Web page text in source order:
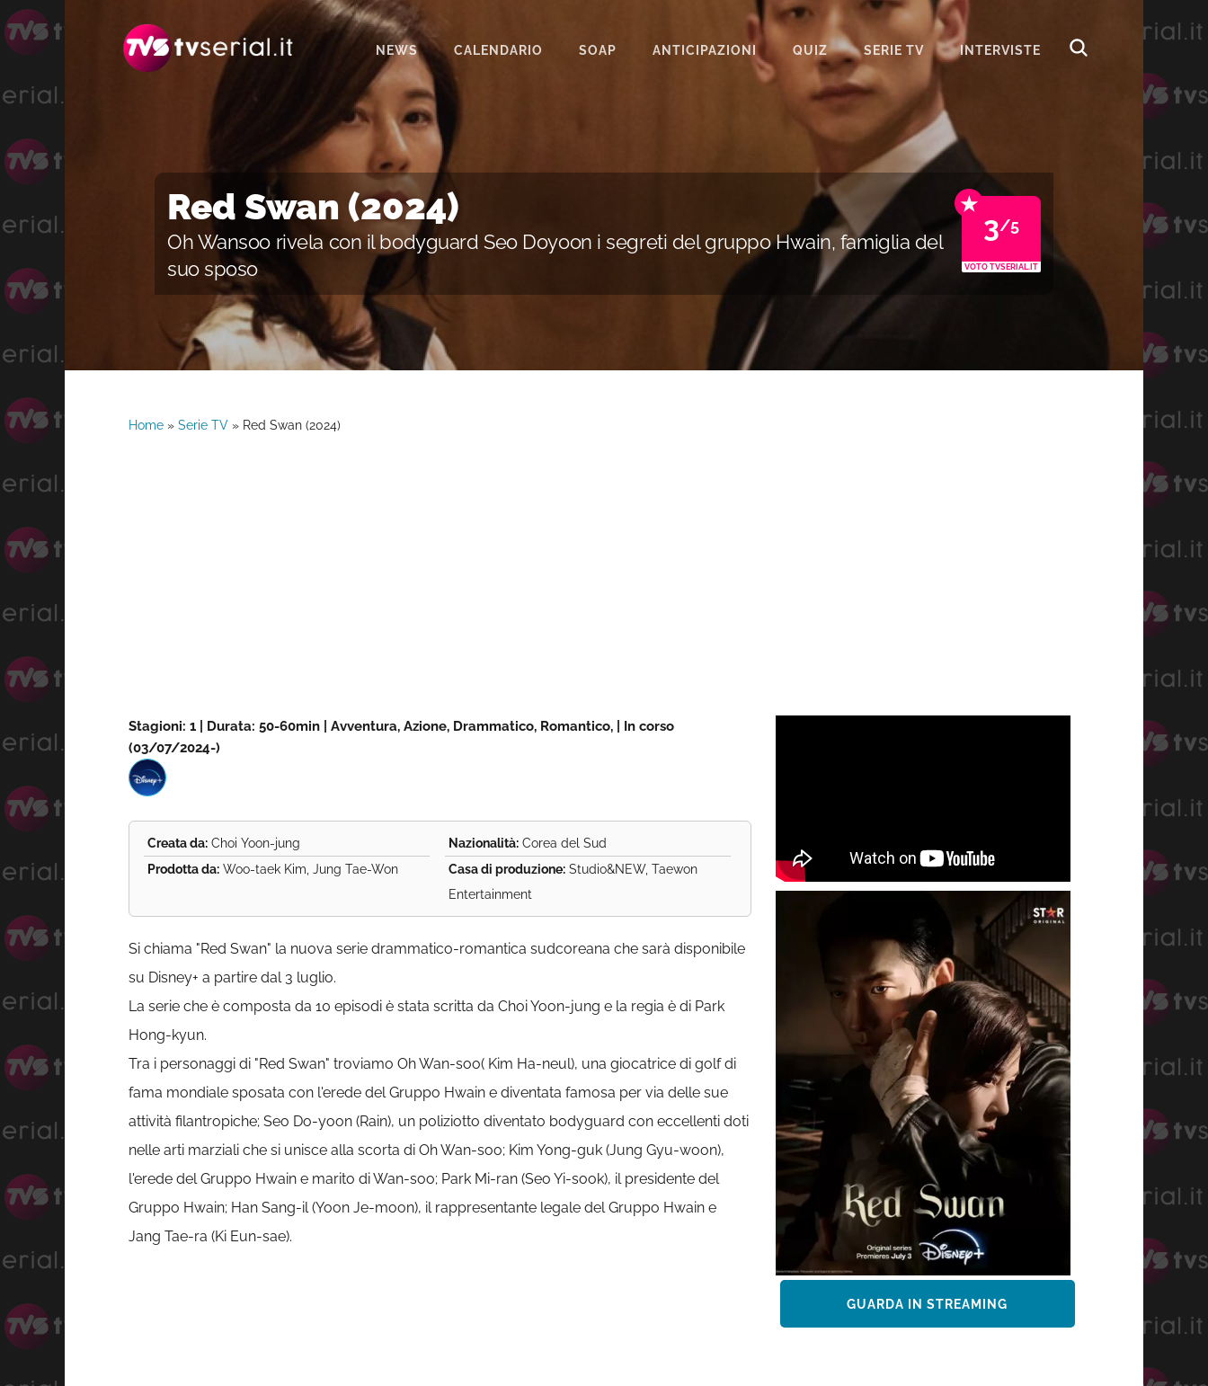
navigazione
contenuto
NEWS CALENDARIO SOAP
TEMPESTA D’AMORE
ANTICIPAZIONI QUIZ SERIE TV INTERVISTE
Red Swan (2024)
Oh Wansoo rivela con il bodyguard Seo Doyoon i segreti del gruppo Hwain, famiglia del
suo sposo
★
3/5
VOTO TVSERIAL.IT
Home» Serie TV» Red Swan (2024)
Stagioni: 1 | Durata: 50-60min | Avventura, Azione, Drammatico, Romantico, | In corso
(03/07/2024-)
Creata da:Choi Yoon-jung
Prodotta da:Woo-taek Kim, Jung Tae-Won
Nazionalità:Corea del Sud
Casa di produzione:Studio&NEW, Taewon
Entertainment
Si chiama "Red Swan" la nuova serie drammatico-romantica sudcoreana che sarà disponibile
su Disney+ a partire dal 3 luglio.
La serie che è composta da 10 episodi è stata scritta da Choi Yoon-jung e la regia è di Park
Hong-kyun.
Tra i personaggi di "Red Swan" troviamo Oh Wan-soo( Kim Ha-neul), una giocatrice di golf di
fama mondiale sposata con l'erede del Gruppo Hwain e diventata famosa per via delle sue
attività filantropiche; Seo Do-yoon (Rain), un poliziotto diventato bodyguard con eccellenti doti
nelle arti marziali che si unisce alla scorta di Oh Wan-soo; Kim Yong-guk (Jung Gyu-woon),
l'erede del Gruppo Hwain e marito di Wan-soo; Park Mi-ran (Seo Yi-sook), il presidente del
Gruppo Hwain; Han Sang-il (Yoon Je-moon), il rappresentante legale del Gruppo Hwain e
Jang Tae-ra (Ki Eun-sae).
GUARDA IN STREAMING